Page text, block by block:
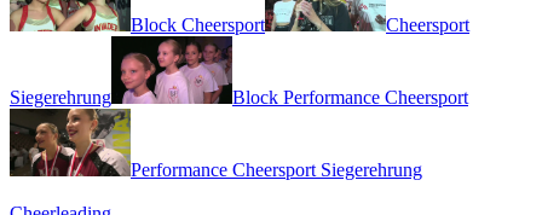
Block Cheersport Cheersport
Siegerehrung Block Performance Cheersport
Performance Cheersport Siegerehrung